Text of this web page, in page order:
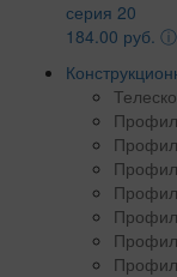
серия 20
184.00 руб. ⓘ